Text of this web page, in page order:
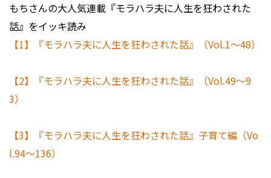
もちさんの大人気連載『モラハラ夫に人生を狂わされた
話』をイッキ読み
【1】『モラハラ夫に人生を狂わされた話』（Vol.1～48）
【2】『モラハラ夫に人生を狂わされた話』（Vol.49～9
3）
【3】『モラハラ夫に人生を狂わされた話』子育て編（Vo
l.94～136）